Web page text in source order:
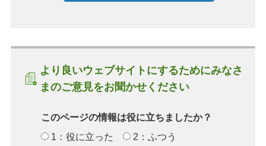
より良いウェブサイトにするためにみなさ
まのご意見をお聞かせください
このページの情報は役に立ちましたか？
1：役に立った
2：ふつう